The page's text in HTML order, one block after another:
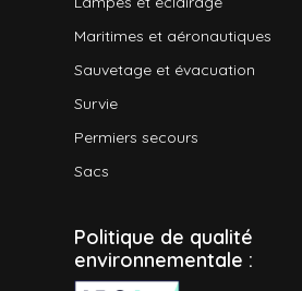
Maritimes et aéronautiques
Sauvetage et évacuation
Survie
Permiers secours
Sacs
Politique de qualité
environnementale :